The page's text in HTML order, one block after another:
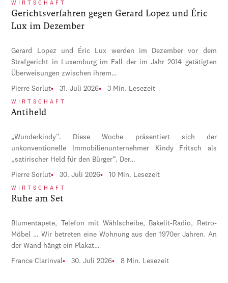
WIRTSCHAFT
Gerichtsverfahren gegen Gerard Lopez und Éric
Lux im Dezember
Gerard Lopez und Éric Lux werden im Dezember vor dem
Strafgericht in Luxemburg im Fall der im Jahr 2014 getätigten
Überweisungen zwischen ihrem…
Pierre Sorlut 31. Juli 2026 3 Min. Lesezeit
WIRTSCHAFT
Antiheld
„Wunderkindy“. Diese Woche präsentiert sich der
unkonventionelle Immobilienunternehmer Kindy Fritsch als
„satirischer Held für den Bürger“. Der…
Pierre Sorlut 30. Juli 2026 10 Min. Lesezeit
WIRTSCHAFT
Ruhe am Set
Blumentapete, Telefon mit Wählscheibe, Bakelit-Radio, Retro-
Möbel … Wir betreten eine Wohnung aus den 1970er Jahren. An
der Wand hängt ein Plakat…
France Clarinval 30. Juli 2026 8 Min. Lesezeit